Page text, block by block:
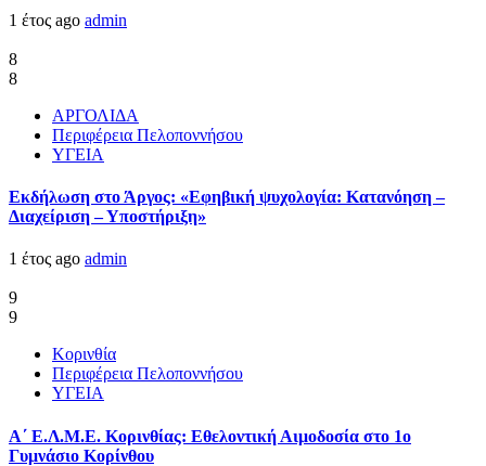
1 έτος ago admin
8
8
ΑΡΓΟΛΙΔΑ
Περιφέρεια Πελοποννήσου
ΥΓΕΙΑ
Εκδήλωση στο Άργος: «Εφηβική ψυχολογία: Κατανόηση –
Διαχείριση – Υποστήριξη»
1 έτος ago admin
9
9
Κορινθία
Περιφέρεια Πελοποννήσου
ΥΓΕΙΑ
Α΄ Ε.Λ.Μ.Ε. Κορινθίας: Εθελοντική Αιμοδοσία στο 1ο
Γυμνάσιο Κορίνθου